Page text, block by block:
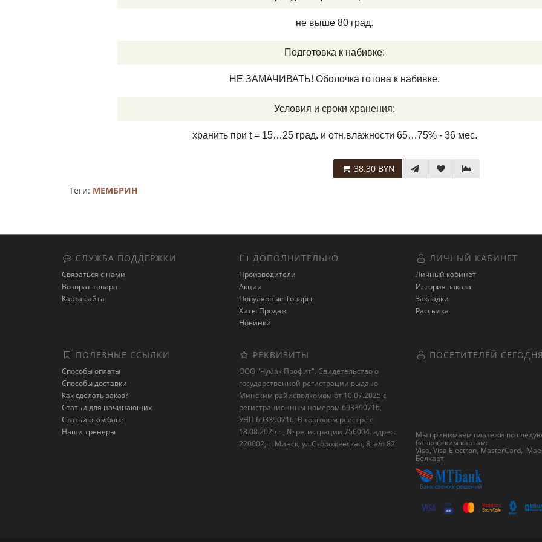
не выше 80 град.
Подготовка к набивке:
НЕ ЗАМАЧИВАТЬ! Оболочка готова к набивке.
Условия и сроки хранения:
хранить при t = 15…25 град. и отн.влажности 65…75% - 36 мес.
38.30 BYN
Теги: МЕМБРИН
СЛУЖБА ПОДДЕРЖКИ
Связаться с нами
Возврат товара
Карта сайта
ДОПОЛНИТЕЛЬНО
Производители
Акции
Популярные Товары
Хиты Продаж
Новинки
ЛИЧНЫЙ КАБИНЕТ
Личный кабинет
История заказа
Закладки
Рассылка
ПОЛЕЗНЫЕ ССЫЛКИ
Способы оплаты
Способы доставки
Как сделать заказ?
Статьи для начинающих
Статьи о колбасе
Наши тренеры
РЕКВИЗИТЫ
ООО "Чумак Профит". Свидетельство о
государственной регистрации выдано
Минским райисполкомом от 10.07.2025 с
регистрационным номером 693390716,
УНП 693390716, В торговом реестре с
18.08.2025 г., № регистрации 756004. адрес:
220002, г. Минск, ул.Сторожевская, 8, а/я 82
ПОСЕТИТЕЛЕЙ СЕГОДНЯ
Мы принимаем платежи по
банковским картам:
Visa, Visa Electron, MasterCard,
Белкарт.